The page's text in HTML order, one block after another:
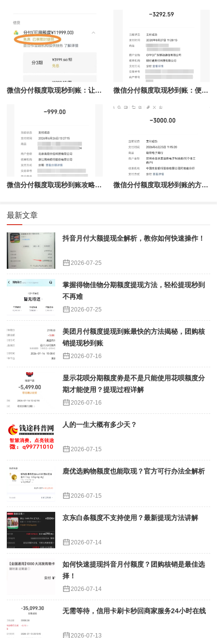
微信分付额度取现秒到账：让资金流动更高效 微信分付额度取现秒到账：便捷资金管理新选择
微信分付额度取现秒到账攻略：轻松掌握秒到账技巧 微信分付额度取现秒到账的方法解密
最新文章
抖音月付大额提现全解析，教你如何快速操作！
2026-07-25
掌握得物佳物分期额度提现方法，轻松提现秒到
不再难
2026-07-25
美团月付额度提现到账最快的方法揭秘，团购核
销提现秒到账
2026-07-16
显示花呗分期额度劵是不是只能使用花呗额度分
期才能使用？提现过程详解
2026-07-16
人的一生大概有多少天？
2026-07-15
鹿优选购物额度也能取现？官方可行办法全解析
2026-07-15
京东白条额度不支持使用？最新提现方法讲解
2026-07-14
如何快速提现抖音月付额度？团购核销是最佳选
择！
2026-07-14
无需等待，信用卡刷卡秒回商家服务24小时在线
2026-07-13